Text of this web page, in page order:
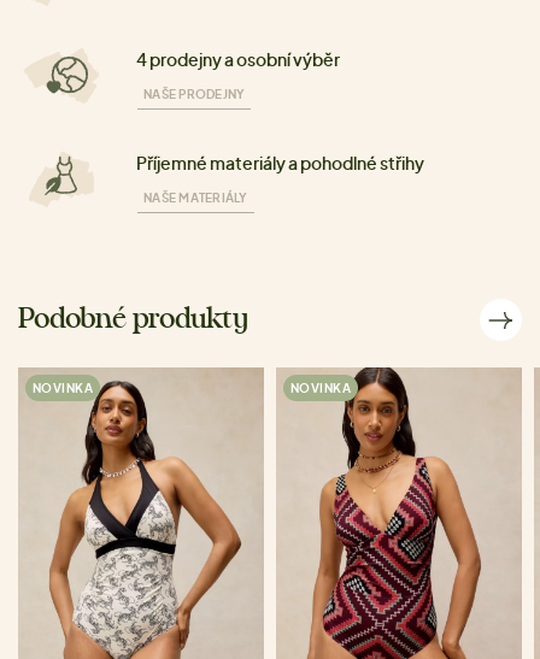
4 prodejny a osobní výběr
NAŠE PRODEJNY
Příjemné materiály a pohodlné střihy
NAŠE MATERIÁLY
Podobné produkty
NOVINKA NOVINKA